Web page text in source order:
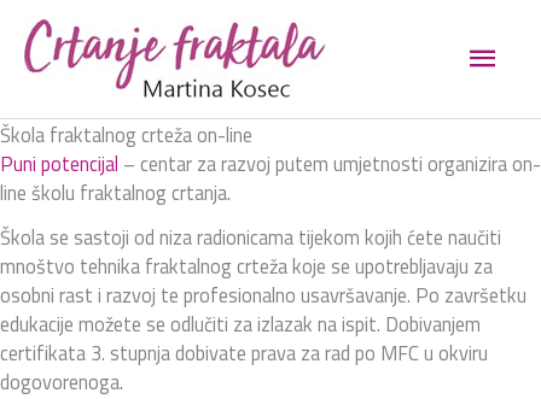
content
Škola fraktalnog crteža on-line
Puni potencijal – centar za razvoj putem umjetnosti organizira on-
line školu fraktalnog crtanja.
Škola se sastoji od niza radionicama tijekom kojih ćete naučiti
mnoštvo tehnika fraktalnog crteža koje se upotrebljavaju za
osobni rast i razvoj te profesionalno usavršavanje. Po završetku
edukacije možete se odlučiti za izlazak na ispit. Dobivanjem
certifikata 3. stupnja dobivate prava za rad po MFC u okviru
dogovorenoga.